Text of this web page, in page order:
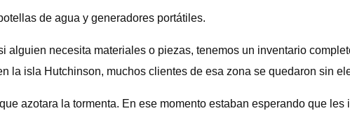
de agua y generadores portátiles.
alguien necesita materiales o piezas, tenemos un inventario
la isla Hutchinson, muchos clientes de esa zona se quedaron sin
azotara la tormenta. En ese momento estaban esperando que